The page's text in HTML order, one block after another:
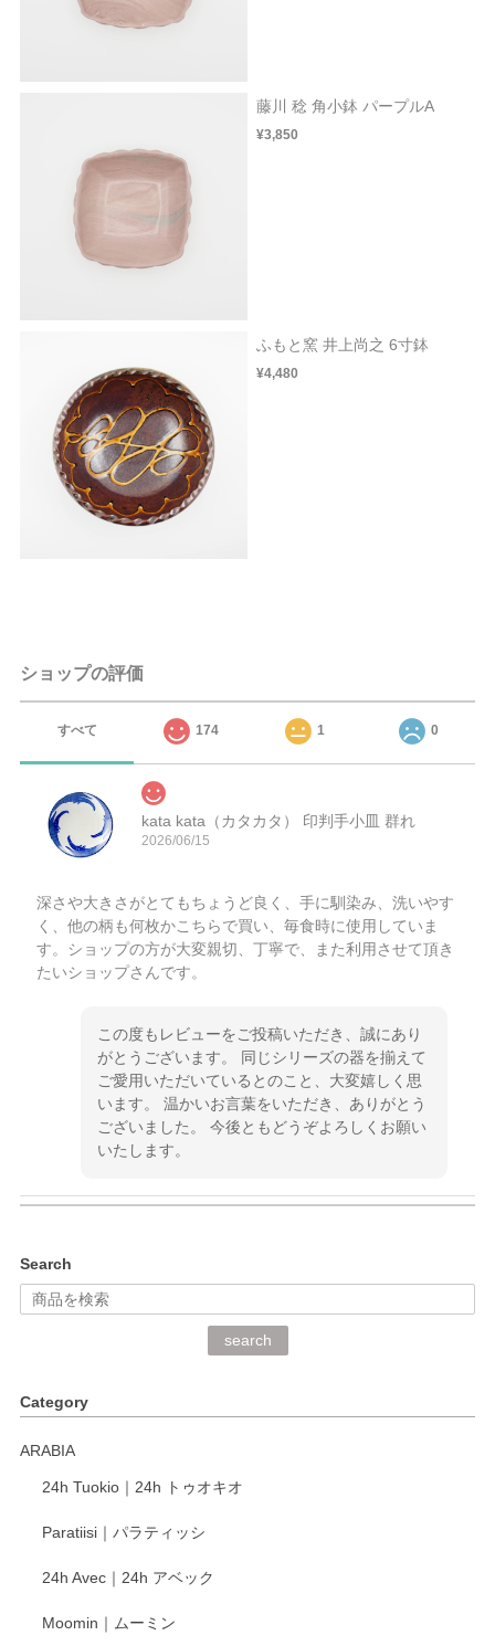
藤川 稔 角小鉢 パープルA
¥3,850
ふもと窯 井上尚之 6寸鉢
¥4,480
ショップの評価
すべて 174 1 0
kata kata（カタカタ） 印判手小皿 群れ
2026/06/15
深さや大きさがとてもちょうど良く、手に馴染み、洗いやす
く、他の柄も何枚かこちらで買い、毎食時に使用していま
す。ショップの方が大変親切、丁寧で、また利用させて頂き
たいショップさんです。
この度もレビューをご投稿いただき、誠にあり
がとうございます。 同じシリーズの器を揃えて
ご愛用いただいているとのこと、大変嬉しく思
います。 温かいお言葉をいただき、ありがとう
ございました。 今後ともどうぞよろしくお願い
いたします。
深さや大きさがとてもちょうど良く、手に馴染み、洗いやす
く、他の柄も何枚かこちらで買い、毎食時に使用していま
く交換して下さいました。
がとうございます。 同じシリーズの器を揃えて
います。 温かいお言葉をいただき、ありがとう
いたします。
Search
search
Category
ARABIA
24h Tuokio｜24h トゥオキオ
Paratiisi｜パラティッシ
24h Avec｜24h アベック
Moomin｜ムーミン